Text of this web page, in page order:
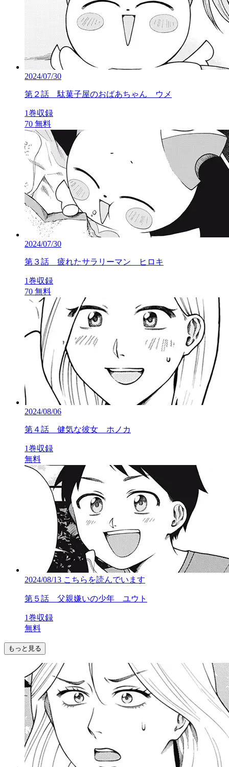
2024/07/30
第２話 駄菓子屋のおばあちゃん ウメ
1巻収録
70 無料
2024/07/30
第３話 疲れたサラリーマン ヒロキ
1巻収録
70 無料
2024/08/06
第４話 健気な彼女 ホノカ
1巻収録
無料
2024/08/13 こちらを読んでいます
第５話 父親嫌いの少年 ユウト
1巻収録
無料
もっと見る